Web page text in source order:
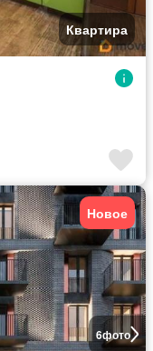
Квартира
6фото
Новое